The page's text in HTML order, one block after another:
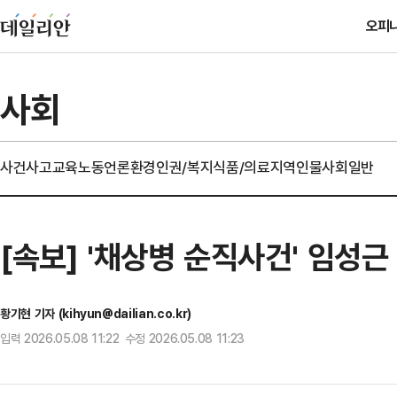
오피
사회
사건사고교육노동언론환경인권/복지식품/의료지역인물사회일반
[속보] '채상병 순직사건' 임성
황기현 기자 (kihyun@dailian.co.kr)
입력 2026.05.08 11:22 수정 2026.05.08 11:23